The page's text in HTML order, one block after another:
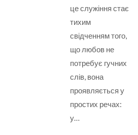
це служіння стає
тихим
свідченням того,
що любов не
потребує гучних
слів, вона
проявляється у
простих речах:
у…